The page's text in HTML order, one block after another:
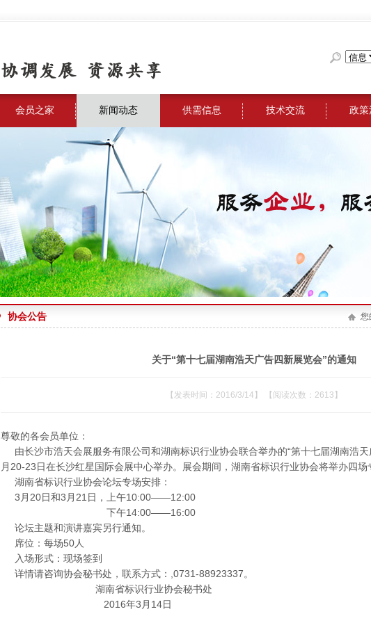
会员之家 新闻动态 供需信息 技术交流 政策
协会公告 您
关于“第十七届湖南浩天广告四新展览会”的通知
【发表时间：2016/3/14】 【阅读次数：2613】
尊敬的各会员单位：
由长沙市浩天会展服务有限公司和湖南标识行业协会联合举办的“第十七届湖南浩天
月20-23日在长沙红星国际会展中心举办。展会期间，湖南省标识行业协会将举办四场
湖南省标识行业协会论坛专场安排：
3月20日和3月21日，上午10:00——12:00
下午14:00——16:00
论坛主题和演讲嘉宾另行通知。
席位：每场50人
入场形式：现场签到
详情请咨询协会秘书处，联系方式：,0731-88923337。
湖南省标识行业协会秘书处
2016年3月14日